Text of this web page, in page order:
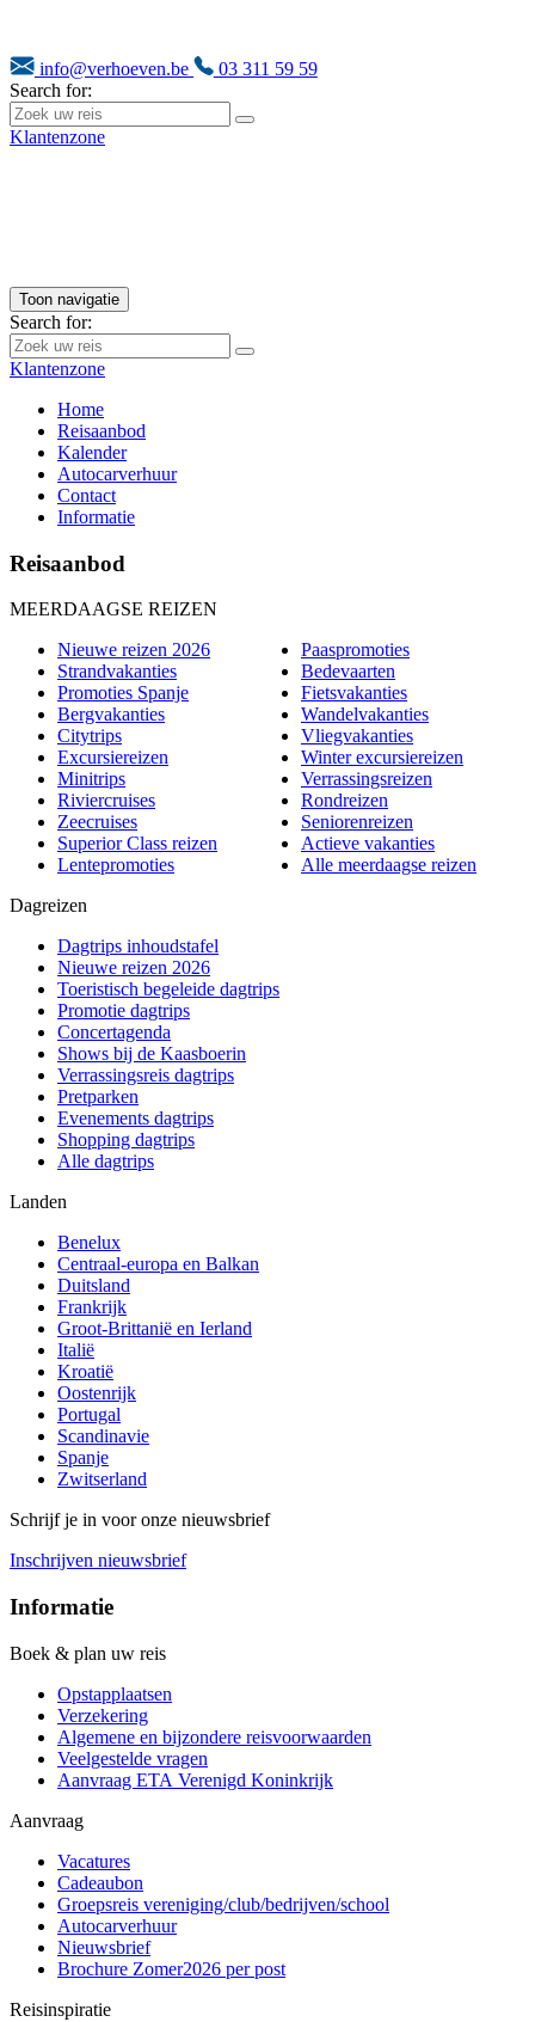
info@verhoeven.be
03 311 59 59
Search for:
Klantenzone
Toon navigatie
Search for:
Klantenzone
Home
Reisaanbod
Kalender
Autocarverhuur
Contact
Informatie
Reisaanbod
MEERDAAGSE REIZEN
Nieuwe reizen 2026
Strandvakanties
Promoties Spanje
Bergvakanties
Citytrips
Excursiereizen
Minitrips
Riviercruises
Zeecruises
Superior Class reizen
Lentepromoties
Paaspromoties
Bedevaarten
Fietsvakanties
Wandelvakanties
Vliegvakanties
Winter excursiereizen
Verrassingsreizen
Rondreizen
Seniorenreizen
Actieve vakanties
Alle meerdaagse reizen
Dagreizen
Dagtrips inhoudstafel
Nieuwe reizen 2026
Toeristisch begeleide dagtrips
Promotie dagtrips
Concertagenda
Shows bij de Kaasboerin
Verrassingsreis dagtrips
Pretparken
Evenements dagtrips
Shopping dagtrips
Alle dagtrips
Landen
Benelux
Centraal-europa en Balkan
Duitsland
Frankrijk
Groot-Brittanië en Ierland
Italië
Kroatië
Oostenrijk
Portugal
Scandinavie
Spanje
Zwitserland
Schrijf je in voor onze nieuwsbrief
Inschrijven nieuwsbrief
Informatie
Boek & plan uw reis
Opstapplaatsen
Verzekering
Algemene en bijzondere reisvoorwaarden
Veelgestelde vragen
Aanvraag ETA Verenigd Koninkrijk
Aanvraag
Vacatures
Cadeaubon
Groepsreis vereniging/club/bedrijven/school
Autocarverhuur
Nieuwsbrief
Brochure Zomer2026 per post
Reisinspiratie